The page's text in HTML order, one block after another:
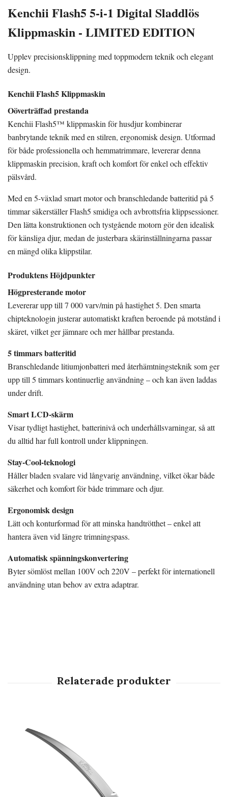
Kenchii Flash5 5-i-1 Digital Sladdlös
Klippmaskin - LIMITED EDITION
Upplev precisionsklippning med toppmodern teknik och elegant
design.
Kenchii Flash5 Klippmaskin
Oöverträffad prestanda
Kenchii Flash5™ klippmaskin för husdjur kombinerar
banbrytande teknik med en stilren, ergonomisk design. Utformad
för både professionella och hemmatrimmare, levererar denna
klippmaskin precision, kraft och komfort för enkel och effektiv
pälsvård.
Med en 5-växlad smart motor och branschledande batteritid på 5
timmar säkerställer Flash5 smidiga och avbrottsfria klippsessioner.
Den lätta konstruktionen och tystgående motorn gör den idealisk
för känsliga djur, medan de justerbara skärinställningarna passar
en mängd olika klippstilar.
Produktens Höjdpunkter
Högpresterande motor
Levererar upp till 7 000 varv/min på hastighet 5. Den smarta
chipteknologin justerar automatiskt kraften beroende på motstånd i
skäret, vilket ger jämnare och mer hållbar prestanda.
5 timmars batteritid
Branschledande litiumjonbatteri med återhämtningsteknik som ger
upp till 5 timmars kontinuerlig användning – och kan även laddas
under drift.
Smart LCD-skärm
Visar tydligt hastighet, batterinivå och underhållsvarningar, så att
du alltid har full kontroll under klippningen.
Stay-Cool-teknologi
Håller bladen svalare vid långvarig användning, vilket ökar både
säkerhet och komfort för både trimmare och djur.
Ergonomisk design
Lätt och konturformad för att minska handtrötthet – enkel att
hantera även vid längre trimningspass.
Automatisk spänningskonvertering
Byter sömlöst mellan 100V och 220V – perfekt för internationell
användning utan behov av extra adaptrar.